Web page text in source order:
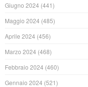
Giugno 2024 (441)
Maggio 2024 (485)
Aprile 2024 (456)
Marzo 2024 (468)
Febbraio 2024 (460)
Gennaio 2024 (521)